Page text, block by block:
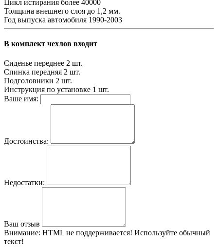
Цикл истирания более 40000
Толщина внешнего слоя до 1,2 мм.
Год выпуска автомобиля 1990-2003
В комплект чехлов входит
Сиденье переднее 2 шт.
Спинка передняя 2 шт.
Подголовники 2 шт.
Инструкция по установке 1 шт.
Ваше имя:
Достоинства:
Недостатки:
Ваш отзыв
Внимание: HTML не поддерживается! Используйте обычный
текст!